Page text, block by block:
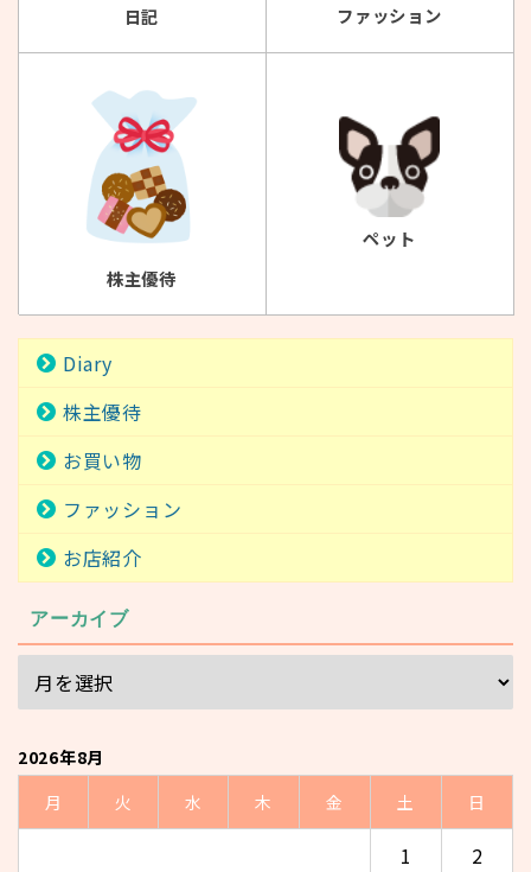
日記 ファッション
株主優待
ペット
Diary
株主優待
お買い物
ファッション
お店紹介
アーカイブ
2026年8月
月
火 水 木 金 土 日
1
2